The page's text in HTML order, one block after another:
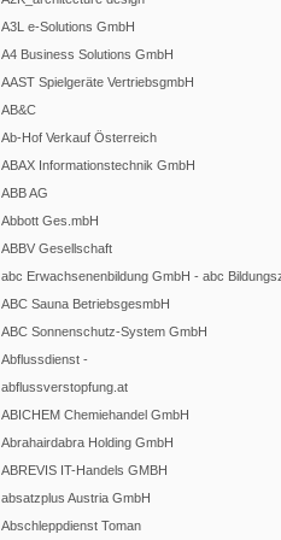
A3L e-Solutions GmbH
A4 Business Solutions GmbH
AAST Spielgeräte VertriebsgmbH
AB&C
Ab-Hof Verkauf Österreich
ABAX Informationstechnik GmbH
ABB AG
Abbott Ges.mbH
ABBV Gesellschaft
abc Erwachsenenbildung GmbH - abc
ABC Sauna BetriebsgesmbH
ABC Sonnenschutz-System GmbH
Abflussdienst -
abflussverstopfung.at
ABICHEM Chemiehandel GmbH
Abrahairdabra Holding GmbH
ABREVIS IT-Handels GMBH
absatzplus Austria GmbH
Abschleppdienst Toman